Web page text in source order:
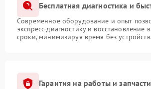
Бесплатная диагностика и
Современное оборудование и опыт
экспресс-диагностику и восстановление
сроки, минимизируя время без
Гарантия на работы и запчасти